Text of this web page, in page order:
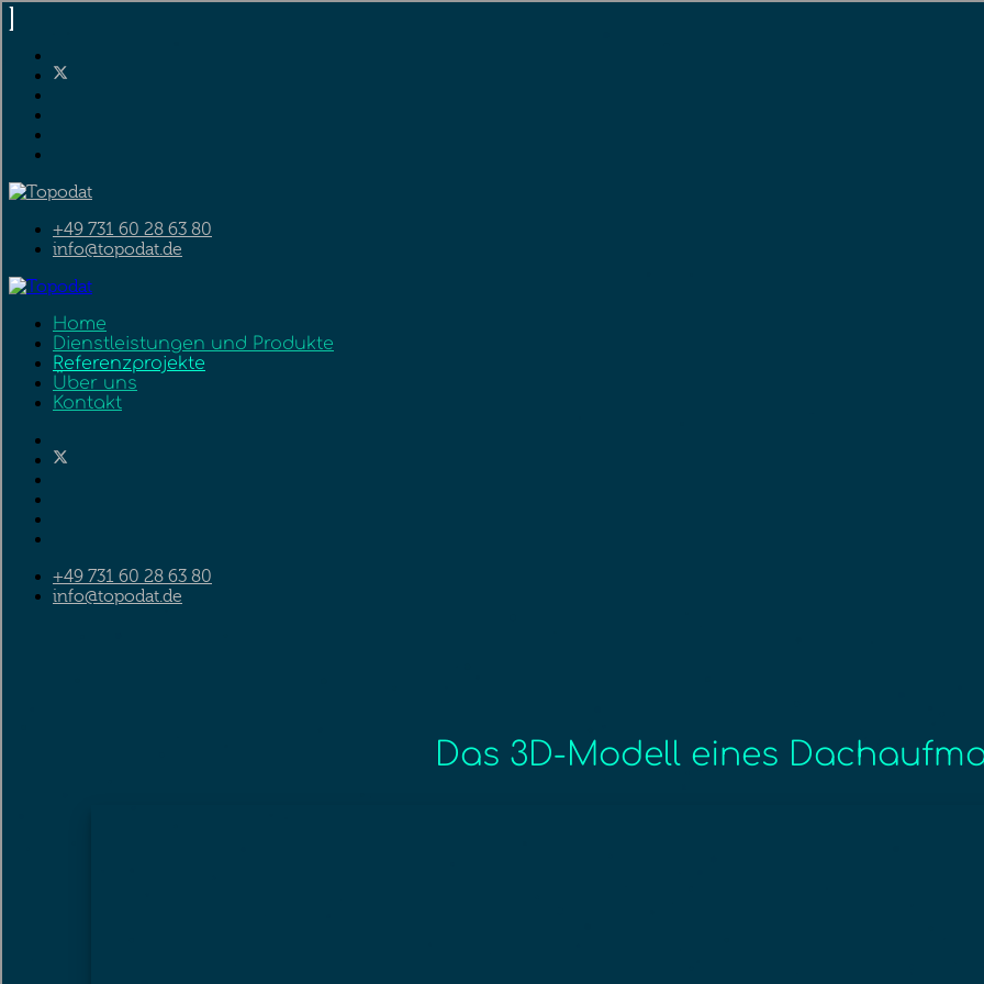
+49 731 60 28 63 80
info@topodat.de
Home
Dienstleistungen und Produkte
Referenzprojekte
Über uns
Kontakt
+49 731 60 28 63 80
info@topodat.de
Das 3D-Modell eines